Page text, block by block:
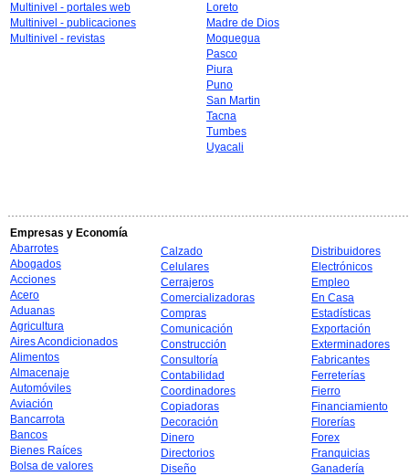
Multinivel - portales web
Multinivel - publicaciones
Multinivel - revistas
Loreto
Madre de Dios
Moquegua
Pasco
Piura
Puno
San Martin
Tacna
Tumbes
Uyacali
Empresas y Economía
Abarrotes
Abogados
Acciones
Acero
Aduanas
Agricultura
Aires Acondicionados
Alimentos
Almacenaje
Automóviles
Aviación
Bancarrota
Bancos
Bienes Raíces
Bolsa de valores
Calzado
Celulares
Cerrajeros
Comercializadoras
Compras
Comunicación
Construcción
Consultoría
Contabilidad
Coordinadores
Copiadoras
Decoración
Dinero
Directorios
Diseño
Distribuidores
Electrónicos
Empleo
En Casa
Estadísticas
Exportación
Exterminadores
Fabricantes
Ferreterías
Fierro
Financiamiento
Florerías
Forex
Franquicias
Ganadería